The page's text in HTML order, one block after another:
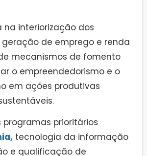
na interiorização dos
de emprego e renda
mecanismos de fomento
o empreendedorismo e o
em ações produtivas
programas prioritários
tecnologia da informação
e qualificação de